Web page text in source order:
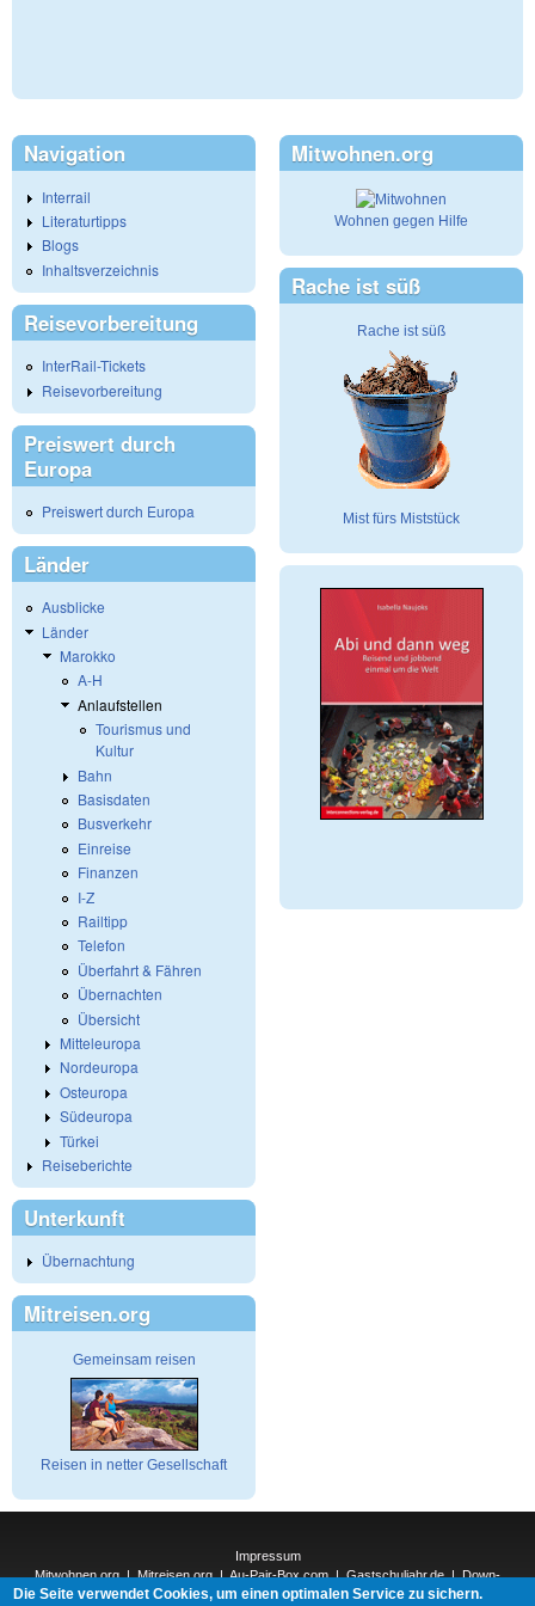
Navigation
Interrail
Literaturtipps
Blogs
Inhaltsverzeichnis
Reisevorbereitung
InterRail-Tickets
Reisevorbereitung
Preiswert durch
Europa
Preiswert durch Europa
Länder
Ausblicke
Länder
Marokko
A-H
Anlaufstellen
Tourismus und
Kultur
Bahn
Basisdaten
Busverkehr
Einreise
Finanzen
I-Z
Railtipp
Telefon
Überfahrt & Fähren
Übernachten
Übersicht
Mitteleuropa
Nordeuropa
Osteuropa
Südeuropa
Türkei
Reiseberichte
Unterkunft
Übernachtung
Mitreisen.org
Gemeinsam reisen
Reisen in netter Gesellschaft
Mitwohnen.org
Wohnen gegen Hilfe
Rache ist süß
Rache ist süß
Mist fürs Miststück
Impressum
Mitwohnen.org|Mitreisen.org|Au-Pair-Box.com|Gastschuljahr.de|Down-
Under.org |Elderpair.com|
Die Seite verwendet Cookies, um einen optimalen Service zu sichern.